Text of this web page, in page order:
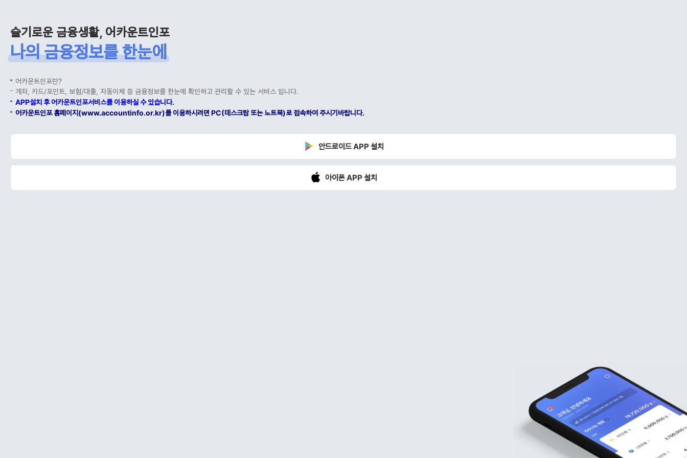
슬기로운 금융생활, 어카운트인포
나의 금융정보를 한눈에
어카운트인포란?
계좌, 카드/포인트, 보험/대출, 자동이체 등 금융정보를 한눈에 확인하고 관리할 수 있는 서비스 입니다.
APP설치 후 어카운트인포서비스를 이용하실 수 있습니다.
어카운트인포 홈페이지(www.accountinfo.or.kr)를 이용하시려면 PC(데스크탑 또는 노트북)로 접속하여 주시기바랍니다.
안드로이드 APP 설치
아이폰 APP 설치